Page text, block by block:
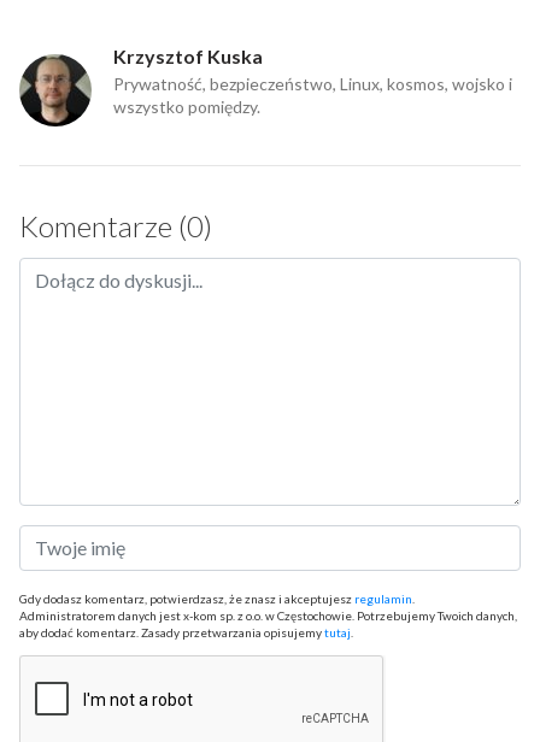
Krzysztof Kuska
Prywatność, bezpieczeństwo, Linux, kosmos, wojsko i
wszystko pomiędzy.
Komentarze (0)
Gdy dodasz komentarz, potwierdzasz, że znasz i akceptujesz regulamin
Administratorem danych jest x-kom sp. z o.o. w Częstochowie. Potrzebujemy Twoich danych,
aby dodać komentarz. Zasady przetwarzania opisujemytutaj